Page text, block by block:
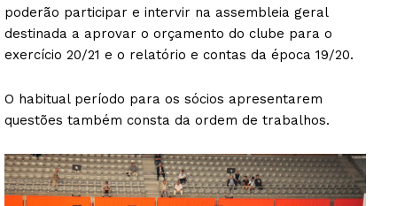
poderão participar e intervir na assembleia geral
destinada a aprovar o orçamento do clube para o
exercício 20/21 e o relatório e contas da época 19/20.
O habitual período para os sócios apresentarem
questões também consta da ordem de trabalhos.